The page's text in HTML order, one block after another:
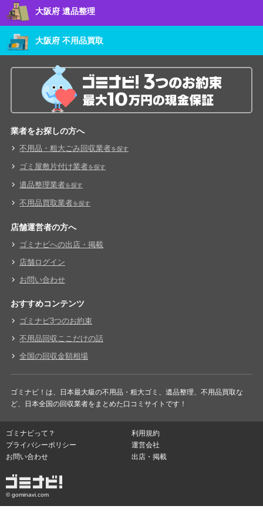
大阪府 遺品整理
大阪府 不用品買取
業者をお探しの方へ
不用品・粗大ごみ回収業者を探す
ゴミ屋敷片付け業者を探す
遺品整理業者を探す
不用品買取業者を探す
店舗運営者の方へ
ゴミナビへの出店・掲載
店舗ログイン
お問い合わせ
おすすめコンテンツ
ゴミナビ3つのお約束
不用品回収ここだけの話
全国の回収金額相場
ゴミナビ！は、日本最大級の不用品・粗大ゴミ、遺品整理、不用品買取な
ど、日本全国の回収業者をまとめた口コミサイトです！
ゴミナビって？
利用規約
プライバシーポリシー
運営会社
お問い合わせ
出店・掲載
© gominavi.com